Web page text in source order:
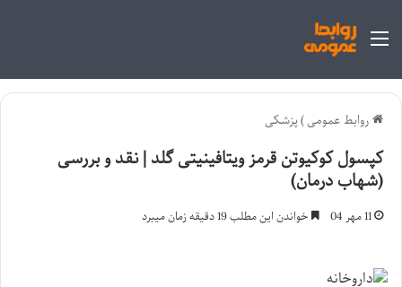
منو
روابط عمومی)پزشکی
کپسول کوکیوتن قرمز ویتافینیتی گلد | نقد و بررسی
(شهاب درمان)
11 مهر 04 خواندن این مطلب 19 دقیقه زمان میبرد